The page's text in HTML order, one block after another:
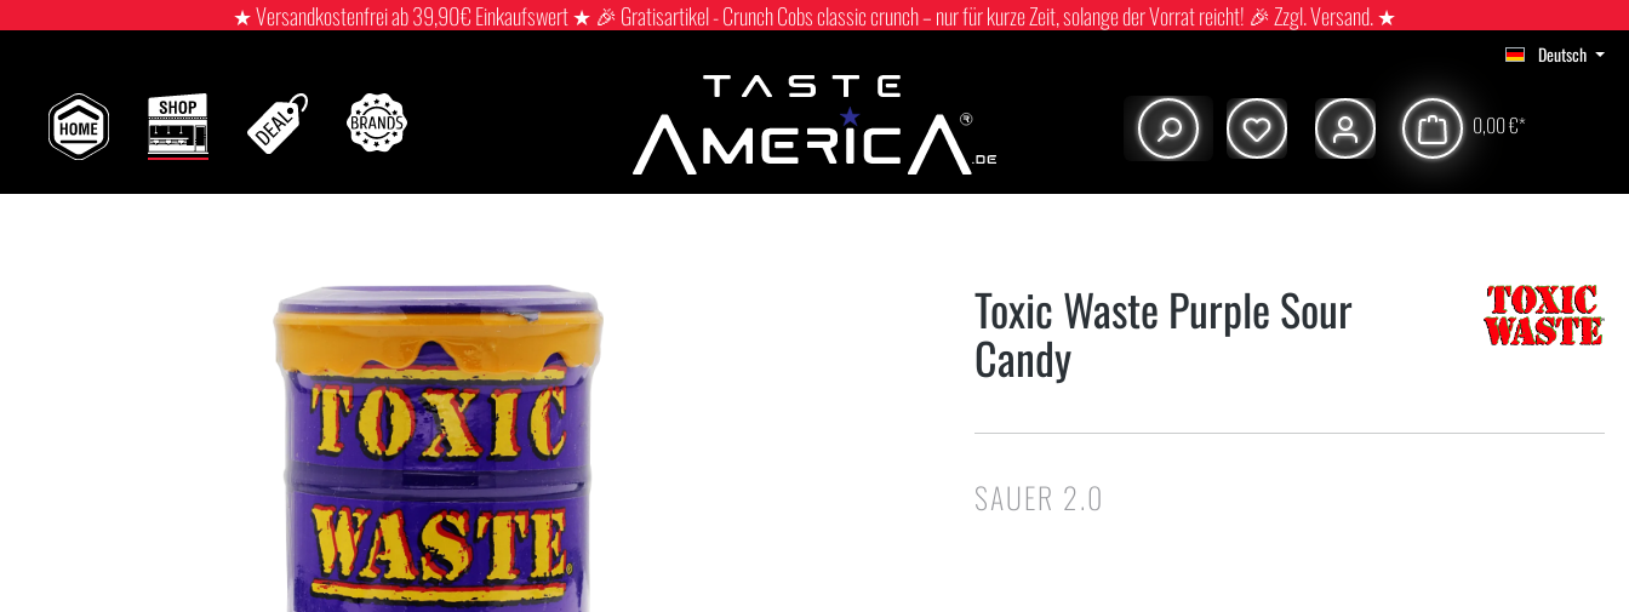
★ Versandkostenfrei ab 39,90€ Einkaufswert ★ 🎉 Gratisartikel - Crunch Cobs classic crunch – nur für kurze Zeit, solange der Vorrat reicht! 🎉 Zzgl. Versand. ★
Deutsch
0,00 €*
Toxic Waste Purple Sour
Candy
SAUER 2.0